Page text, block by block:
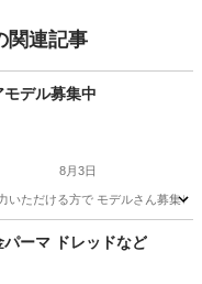
関連記事
デル募集中
8月3日
ただける方で モデルさん募集し
パーマ ドレッドなど